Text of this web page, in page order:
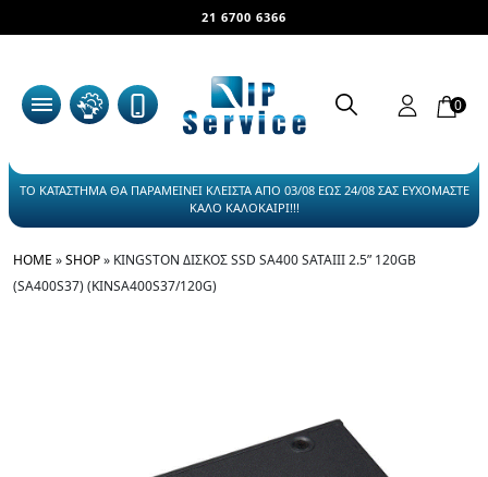
21 6700 6366
0
ΤΟ ΚΑΤΑΣΤΗΜΑ ΘΑ ΠΑΡΑΜΕΙΝΕΙ ΚΛΕΙΣΤΑ ΑΠΟ 03/08 ΕΩΣ 24/08 ΣΑΣ ΕΥΧΟΜΑΣΤΕ
ΚΑΛΟ ΚΑΛΟΚΑΙΡΙ!!!
HOME »SHOP» KINGSTON ΔΊΣΚΟΣ SSD SA400 SATAIII 2.5” 120GB
(SA400S37) (KINSA400S37/120G)